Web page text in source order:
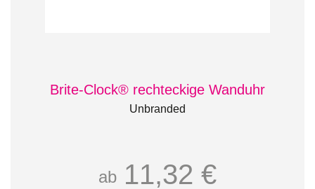
Brite-Clock® rechteckige Wanduhr
Unbranded
ab 11,32 €